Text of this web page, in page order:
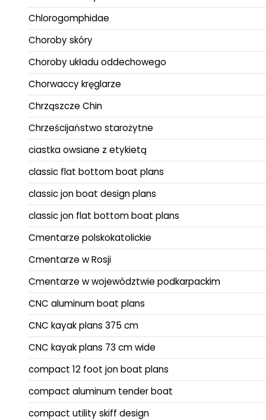
Chlorogomphidae
Choroby skóry
Choroby układu oddechowego
Chorwaccy kręglarze
Chrząszcze Chin
Chrześcijaństwo starożytne
ciastka owsiane z etykietą
classic flat bottom boat plans
classic jon boat design plans
classic jon flat bottom boat plans
Cmentarze polskokatolickie
Cmentarze w Rosji
Cmentarze w województwie podkarpackim
CNC aluminum boat plans
CNC kayak plans 375 cm
CNC kayak plans 73 cm wide
compact 12 foot jon boat plans
compact aluminum tender boat
compact utility skiff design